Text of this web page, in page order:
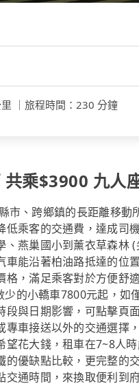
旅程時間 ： 230 分鐘
共乘$3900 九人
、跨鄉鎮的長距離移動
低乘客的交通費，達成司
、燕巢國小到薰衣草森林
車能沿著柏油路抵達的位
格，滿足乘客對於方便舒
少的小轎車7800元起，
段與日期影響，可點擊頁
專車接送以外的交通選擇
望花大錢，租車在7~8人
的優缺點比較，更完整的
交通時間，來換取便利到